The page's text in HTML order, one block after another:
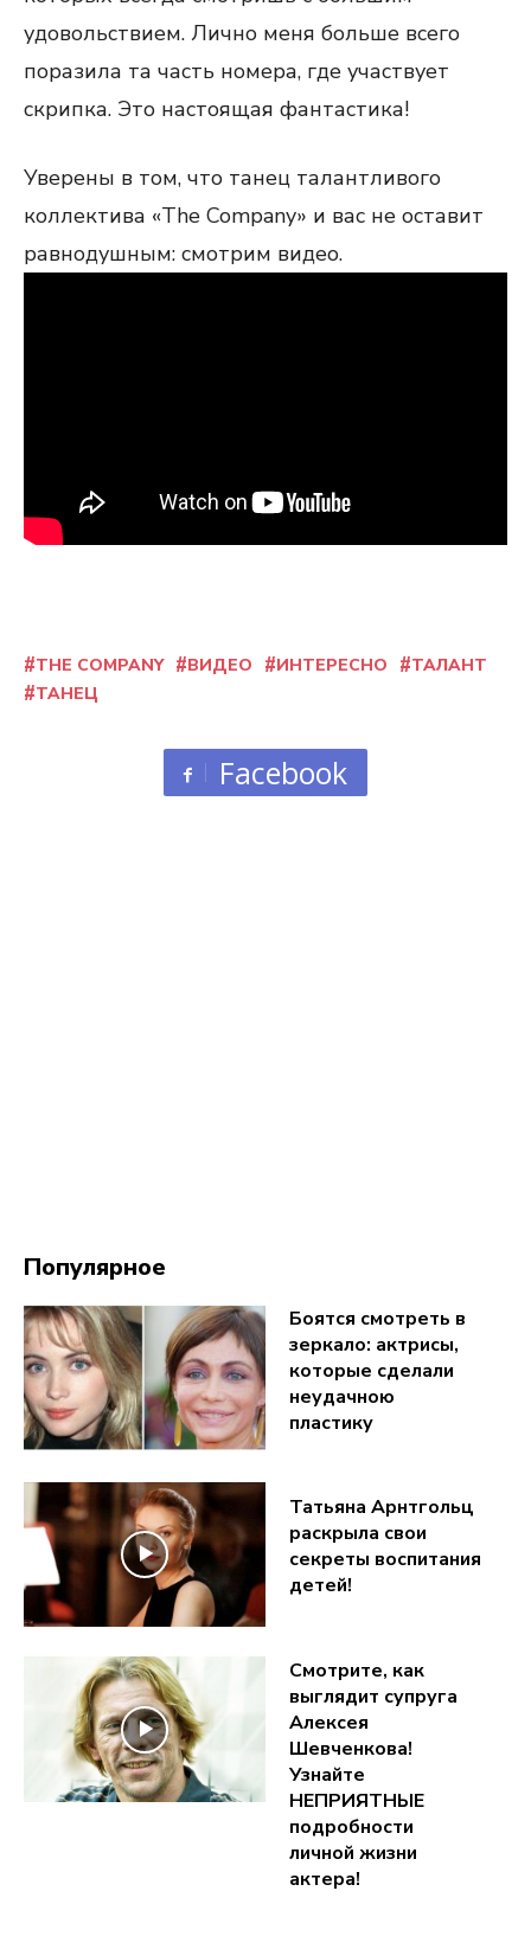
удовольствием. Лично меня больше всего
поразила та часть номера, где участвует
скрипка. Это настоящая фантастика!
Уверены в том, что танец талантливого
коллектива «Тhe Company» и вас не оставит
равнодушным: смотрим видео.
THE COMPANY ВИДЕО ИНТЕРЕСНО
ТАЛАНТ
ТАНЕЦ
Facebook
Популярное
Боятся смотреть в
зеркало: актрисы,
которые сделали
неудачною
пластику
Татьяна Арнтгольц
раскрыла свои
секреты воспитания
детей!
Смотрите, как
выглядит супруга
Алексея
Шевченкова!
Узнайте
НЕПРИЯТНЫЕ
подробности
личной жизни
актера!